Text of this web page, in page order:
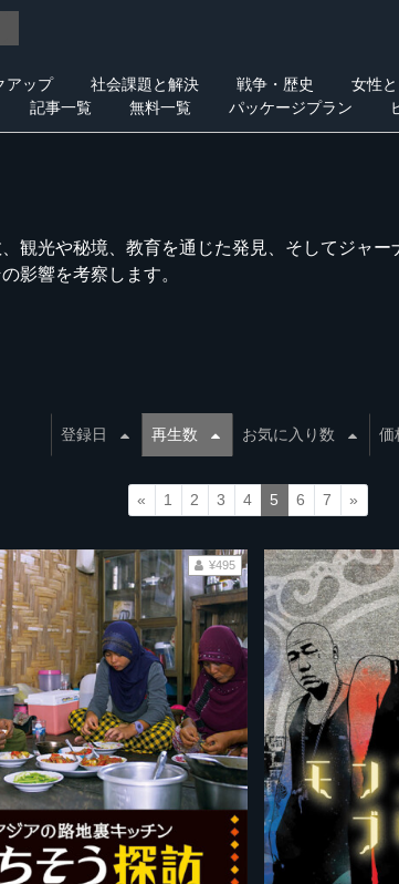
アップ 社会課題と解決 戦争・歴史 女性
記事一覧
無料一覧 パッケージプラン
観光や秘境、教育を通じた発見、そしてジャ
影響を考察します。
登録日 再生数 お気に入り数 価
« 1 2 3 4 5 6 7 »
¥495